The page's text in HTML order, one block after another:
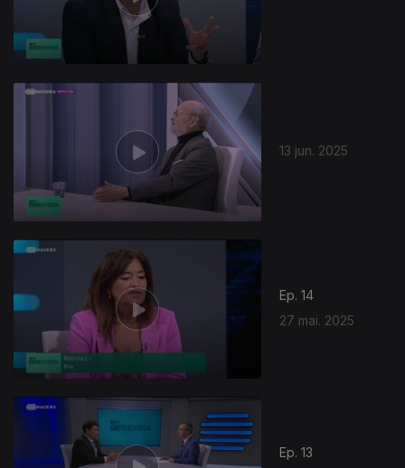
13 jun. 2025
Ep. 14
27 mai. 2025
Ep. 13